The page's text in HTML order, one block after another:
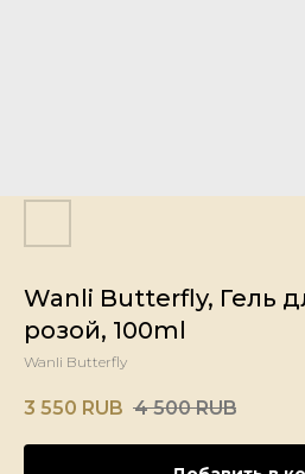
Wanli Butterfly, Гель
розой, 100ml
Wanli Butterfly
3 550 RUB 4 500 RUB